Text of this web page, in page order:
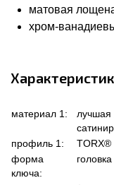
матовая
хром-
материал 1:
лучшая
профиль 1:
TORX®
форма
ключа: